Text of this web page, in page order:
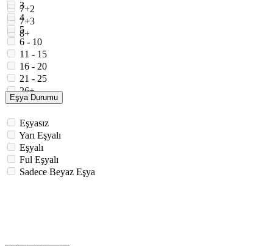
7+2
7+3
8+
3
4
5
6 - 10
11 - 15
16 - 20
21 - 25
26+
Eşya Durumu
Eşyasız
Yarı Eşyalı
Eşyalı
Ful Eşyalı
Sadece Beyaz Eşya